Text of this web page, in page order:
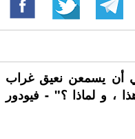
أن يسمعن نعيق غراب
، و لماذا ؟" - فيودور